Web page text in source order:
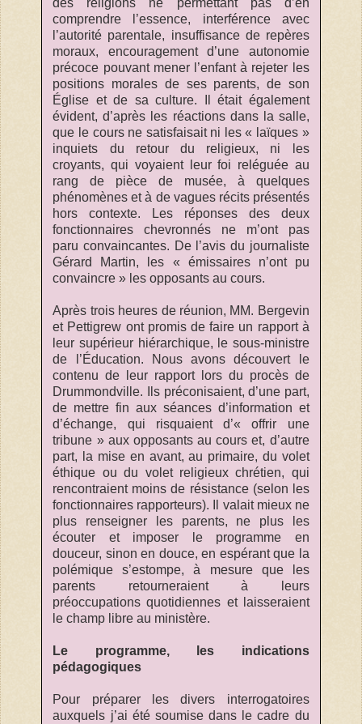
des religions ne permettant pas d’en
comprendre l’essence, interférence avec
l’autorité parentale, insuffisance de repères
moraux, encouragement d’une autonomie
précoce pouvant mener l’enfant à rejeter les
positions morales de ses parents, de son
Église et de sa culture. Il était également
évident, d’après les réactions dans la salle,
que le cours ne satisfaisait ni les « laïques »
inquiets du retour du religieux, ni les
croyants, qui voyaient leur foi reléguée au
rang de pièce de musée, à quelques
phénomènes et à de vagues récits présentés
hors contexte. Les réponses des deux
fonctionnaires chevronnés ne m’ont pas
paru convaincantes. De l’avis du journaliste
Gérard Martin, les « émissaires n’ont pu
convaincre » les opposants au cours.
Après trois heures de réunion, MM. Bergevin
et Pettigrew ont promis de faire un rapport à
leur supérieur hiérarchique, le sous-ministre
de l’Éducation. Nous avons découvert le
contenu de leur rapport lors du procès de
Drummondville. Ils préconisaient, d’une part,
de mettre fin aux séances d’information et
d’échange, qui risquaient d’« offrir une
tribune » aux opposants au cours et, d’autre
part, la mise en avant, au primaire, du volet
éthique ou du volet religieux chrétien, qui
rencontraient moins de résistance (selon les
fonctionnaires rapporteurs). Il valait mieux ne
plus renseigner les parents, ne plus les
écouter et imposer le programme en
douceur, sinon en douce, en espérant que la
polémique s’estompe, à mesure que les
parents retourneraient à leurs
préoccupations quotidiennes et laisseraient
le champ libre au ministère.
Le programme, les indications
pédagogiques
Pour préparer les divers interrogatoires
auxquels j’ai été soumise dans le cadre du